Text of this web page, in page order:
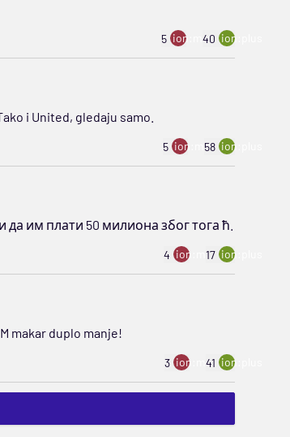
5 ion:minus
40 ion:plus
i United, gledaju samo.
5 ion:minus
58 ion:plus
да им плати 50 милиона због тога ћ.
4 ion:minus
17 ion:plus
makar duplo manje!
3 ion:minus
41 ion:plus